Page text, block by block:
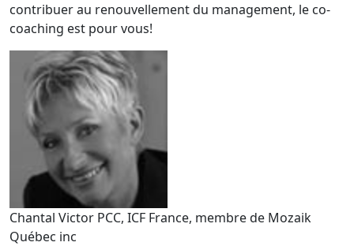
contribuer au renouvellement du management, le co-
coaching est pour vous!
Chantal Victor PCC, ICF France, membre de Mozaik
Québec inc